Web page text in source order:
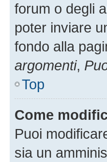
forum o degli
poter inviare
fondo alla
argomenti,
Top
Come
Puoi
sia un